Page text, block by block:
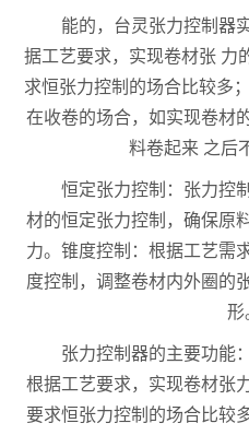
能的，台灵张力控制器
据工艺要求，实现卷材张 力
求恒张力控制的场合比较多
在收卷的场合，如实现卷材
料卷起来 之后
恒定张力控制：张力控
材的恒定张力控制，确保原
力。锥度控制：根据工艺需
度控制，调整卷材内外圈的
形
张力控制器的主要功能
根据工艺要求，实现卷材张
要求恒张力控制的场合比较